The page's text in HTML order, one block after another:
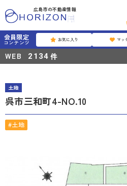
広島市の不動産情報
会員限定
コンテンツ お気に入り マッ
WEB 2134 件
土地
呉市三和町4-NO.10
#土地